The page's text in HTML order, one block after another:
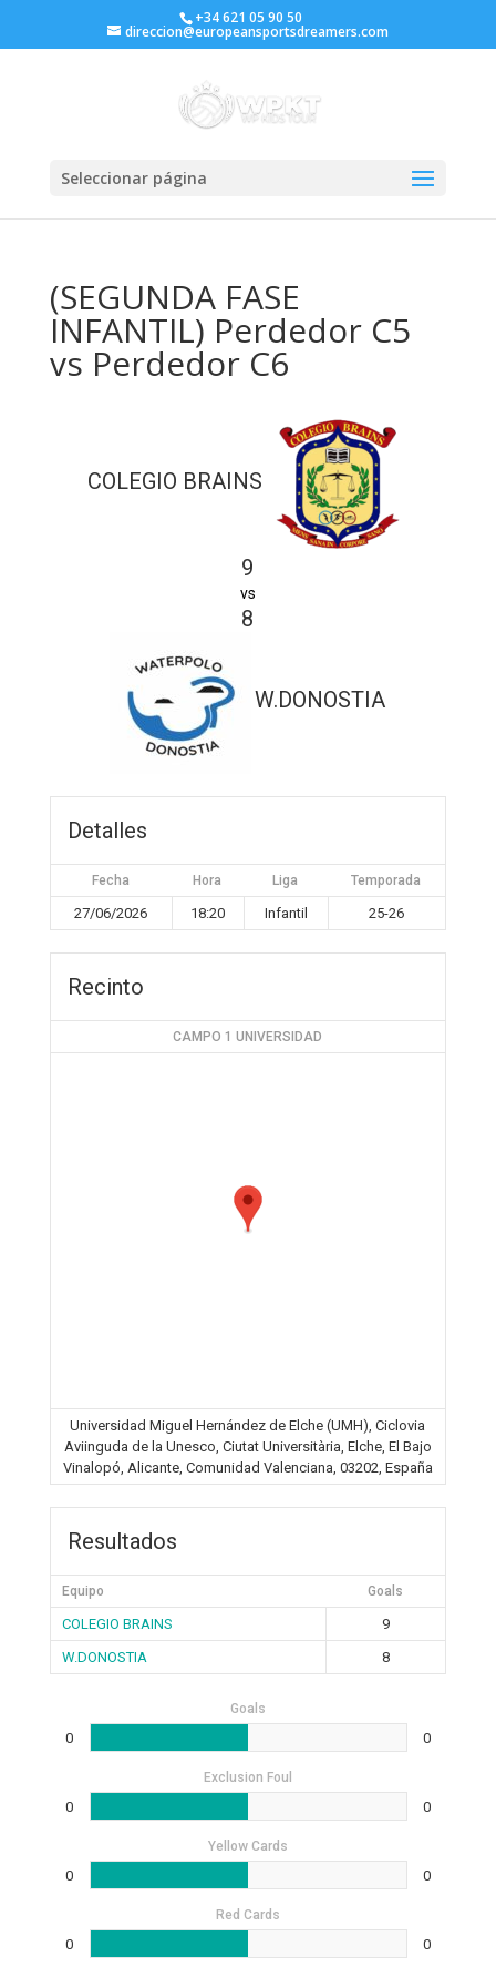
+34 621 05 90 50
direccion@europeansportsdreamers.com
Seleccionar página
(SEGUNDA FASE
INFANTIL) Perdedor C5
vs Perdedor C6
COLEGIO BRAINS
9
vs
8
W.DONOSTIA
Detalles
Fecha Hora Liga Temporada
27/06/2026 18:20 Infantil 25-26
Recinto
CAMPO 1 UNIVERSIDAD
Universidad Miguel Hernández de Elche (UMH), Ciclovia
Aviinguda de la Unesco, Ciutat Universitària, Elche, El Bajo
Vinalopó, Alicante, Comunidad Valenciana, 03202, España
Resultados
Equipo Goals
COLEGIO BRAINS
9
W.DONOSTIA
8
Goals
0 0
Exclusion Foul
0 0
Yellow Cards
0 0
Red Cards
0 0